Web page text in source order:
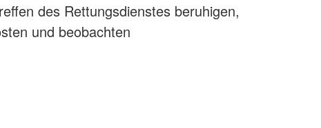
des Rettungsdienstes beruhigen,
und beobachten